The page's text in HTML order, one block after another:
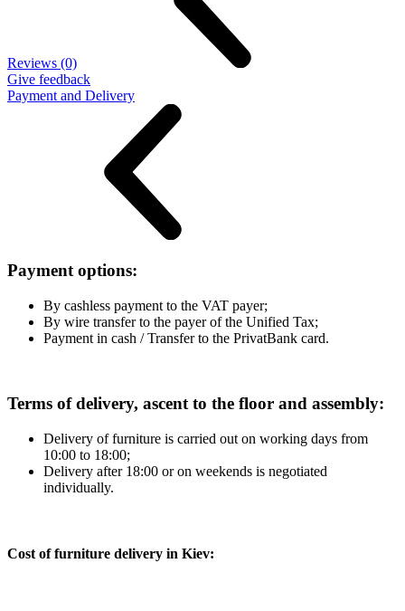
Reviews (0)
Give feedback
Payment and Delivery
Payment options:
By cashless payment to the VAT payer;
By wire transfer to the payer of the Unified Tax;
Payment in cash / Transfer to the PrivatBank card.
Terms of delivery, ascent to the floor and assembly:
Delivery of furniture is carried out on working days from
10:00 to 18:00;
Delivery after 18:00 or on weekends is negotiated
individually.
Cost of furniture delivery in Kiev: